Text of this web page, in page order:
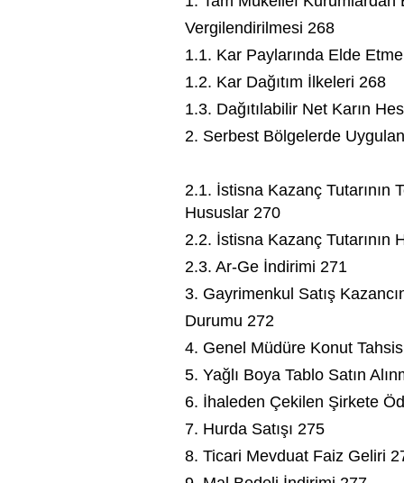
Vergilendirilmesi 268
1.1. Kar Paylarında Elde
1.2. Kar Dağıtım İlkeleri 268
1.3. Dağıtılabilir Net Karın
2. Serbest Bölgelerde
2.1. İstisna Kazanç Tutarının
Hususlar 270
2.2. İstisna Kazanç Tutarının
2.3. Ar-Ge İndirimi 271
3. Gayrimenkul Satış
Durumu 272
4. Genel Müdüre Konut
5. Yağlı Boya Tablo Satın
6. İhaleden Çekilen Şirkete
7. Hurda Satışı 275
8. Ticari Mevduat Faiz Geliri